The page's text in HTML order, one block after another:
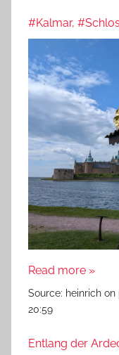
#Kalmar,
Read more »
Source: heinrich
20:59
Entlang der